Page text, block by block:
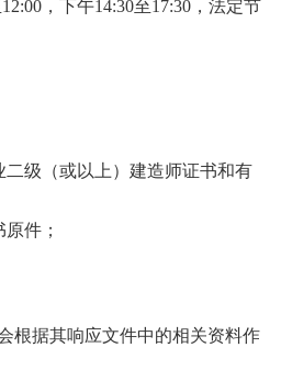
12:00 ，下午14:30至17:30 ，法定节
二级 （或以上）建造师证书和有
件；
根据其响应文件中的相关资料作